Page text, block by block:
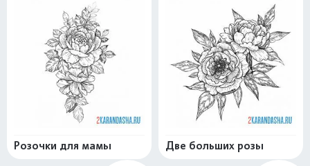
Розочки для мамы Две больших розы